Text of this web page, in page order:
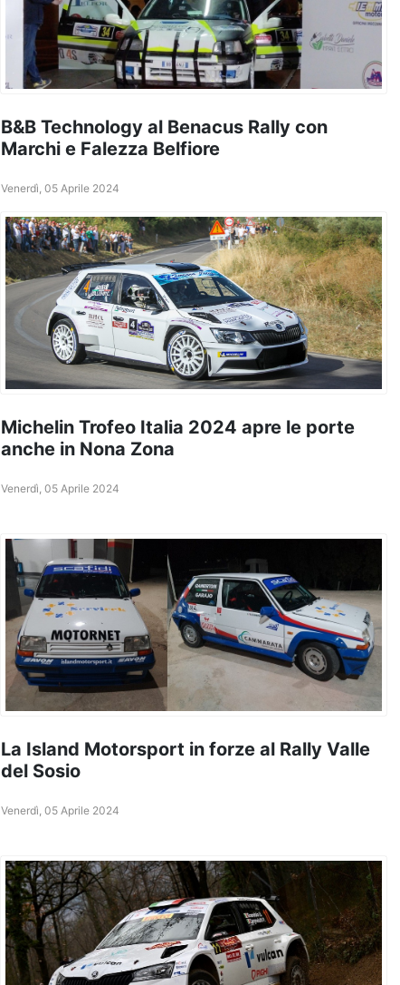
B&B Technology al Benacus Rally con
Marchi e Falezza Belfiore
Venerdì, 05 Aprile 2024
Michelin Trofeo Italia 2024 apre le porte
anche in Nona Zona
Venerdì, 05 Aprile 2024
La Island Motorsport in forze al Rally Valle
del Sosio
Venerdì, 05 Aprile 2024